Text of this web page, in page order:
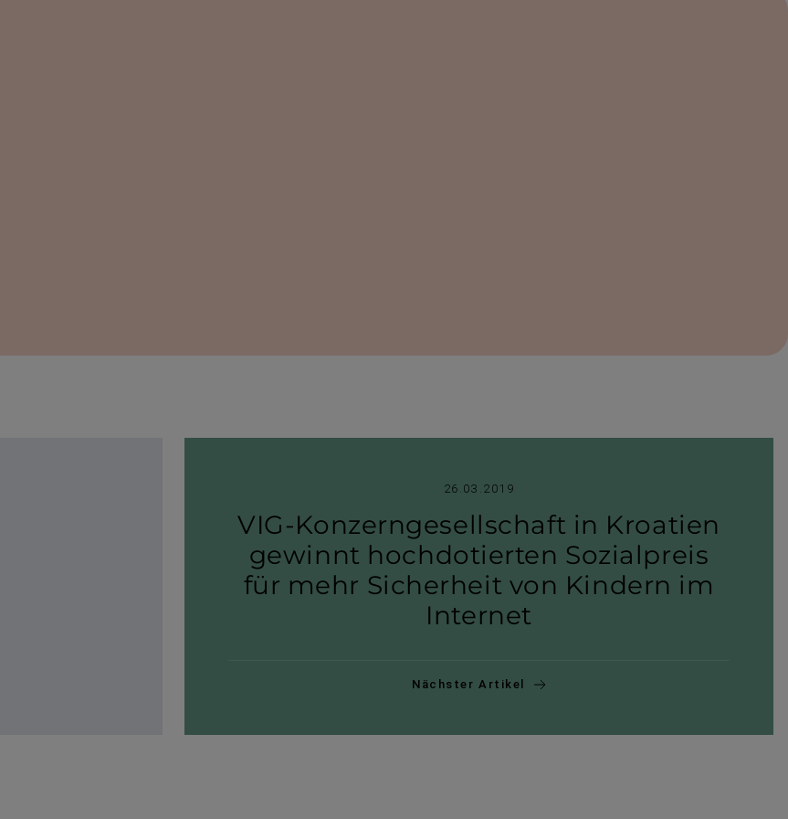
26.03.2019
VIG-​Konzerngesellschaft in Kroatien
gewinnt hoch­do­tierten Sozi­al­preis
für mehr Sicher­heit von Kindern im
Internet
Nächster Artikel